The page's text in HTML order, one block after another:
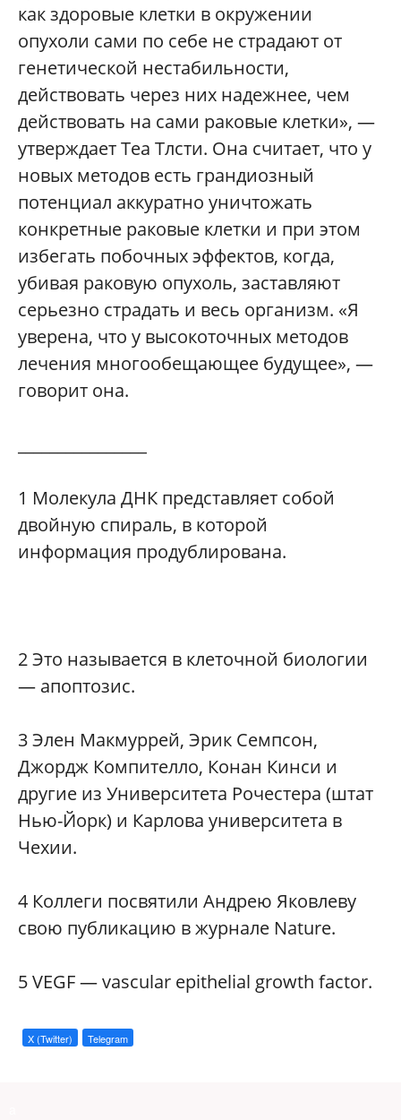
как здоровые клетки в окружении
опухоли сами по себе не страдают от
генетической нестабильности,
действовать через них надежнее, чем
действовать на сами раковые клетки», —
утверждает Теа Тлсти. Она считает, что у
новых методов есть грандиозный
потенциал аккуратно уничтожать
конкретные раковые клетки и при этом
избегать побочных эффектов, когда,
убивая раковую опухоль, заставляют
серьезно страдать и весь организм. «Я
уверена, что у высокоточных методов
лечения многообещающее будущее», —
говорит она.
1 Молекула ДНК представляет собой
двойную спираль, в которой
информация продублирована.
2Это называется в клеточной биологии
— апоптозис.
3Элен Макмуррей, Эрик Семпсон,
Джордж Компителло, Конан Кинси и
другие из Университета Рочестера (штат
Нью-Йорк) и Карлова университета в
Чехии.
4 Коллеги посвятили Андрею Яковлеву
свою публикацию в журнале Nature.
5VEGF — vascular epithelial growth factor.
X (Twitter) Telegram